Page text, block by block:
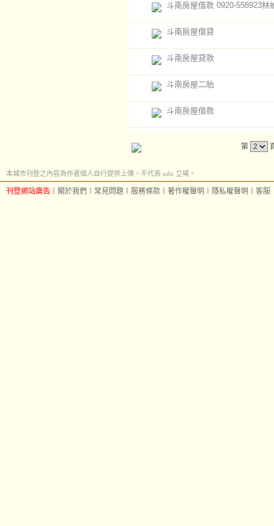
斗南房屋借款 0920-558923林
斗南房屋借貸
斗南房屋貸款
斗南房屋二胎
斗南房屋借款
第
本城市刊登之內容為作者個人自行提供上傳，不代表 udn 立場。
刊登網站廣告 關於我們 常見問題 服務條款 著作權聲明 隱私權聲明 客服